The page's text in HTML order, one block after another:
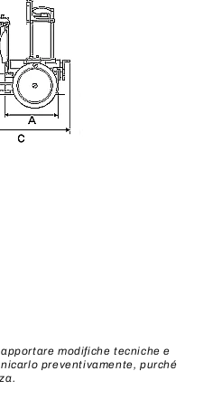
modifiche tecniche e
preventivamente, purché